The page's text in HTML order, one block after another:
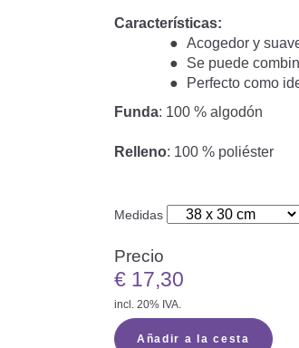
Características:
Acogedor y
Se puede
Perfecto como
Funda: 100 % algodón
Relleno: 100 % poliéster
Medidas
Precio
€ 17,30
incl. 20% IVA.
Añadir a la cesta